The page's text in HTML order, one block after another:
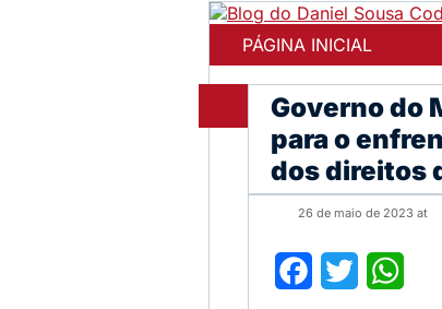
PÁGINA INICIAL
Governo do
para o
dos direitos
26 de maio de 2023 at
Facebook
Twitter